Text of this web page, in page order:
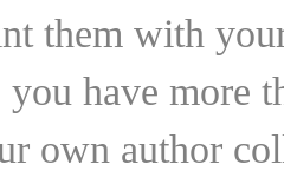
them with
you have more
own author